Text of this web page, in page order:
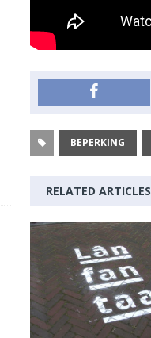
BEPERKING
RELATED ARTICLES